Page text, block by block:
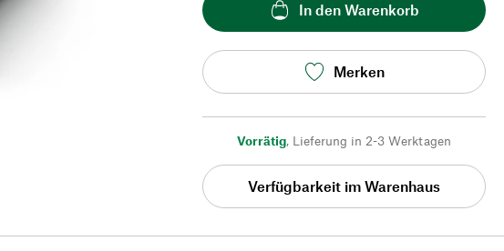
In den Warenkorb
Merken
Vorrätig, Lieferung in 2-3 Werktagen
Verfügbarkeit im Warenhaus